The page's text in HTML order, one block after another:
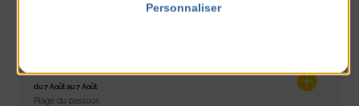
du 7 Août au 7 Août
Plage du passous
Personnaliser